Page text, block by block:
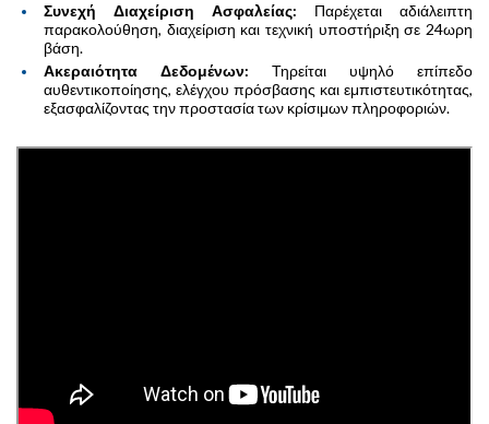
Συνεχή Διαχείριση Ασφαλείας: Παρέχεται αδιάλειπτη
παρακολούθηση, διαχείριση και τεχνική υποστήριξη σε 24ωρη
βάση.
Ακεραιότητα Δεδομένων: Τηρείται υψηλό επίπεδο
αυθεντικοποίησης, ελέγχου πρόσβασης και εμπιστευτικότητας,
εξασφαλίζοντας την προστασία των κρίσιμων πληροφοριών.